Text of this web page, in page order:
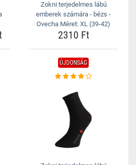
Zokni terjedelmes lábú
emberek számára - bézs -
Ovecha Méret: XL (39-42)
2310 Ft
ÚJDONSÁG